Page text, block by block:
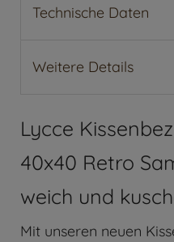
Technische Daten
Weitere Details
Lycce
40x40 Retro
weich und
Mit unseren neuen